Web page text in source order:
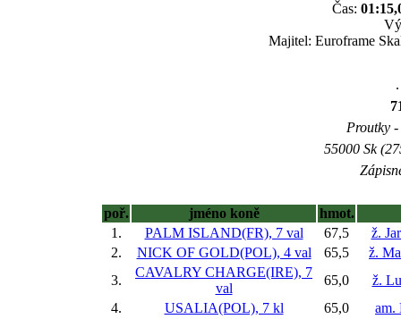
Čas:
Majitel: Euroframe
Proutky
55000 Sk
poř. jméno koně
hmot.
1.
PALM ISLAND(FR), 7 val 67,5
ž.
2.
NICK OF GOLD(POL), 4 val 65,5
ž.
3.
CAVALRY CHARGE(IRE), 7
val
65,0
ž.
4.
USALIA(POL), 7 kl 65,0
am.